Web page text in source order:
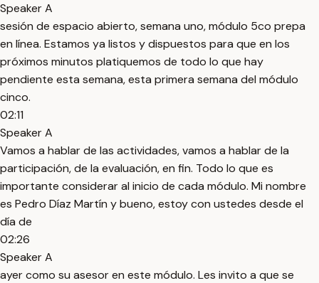
Speaker A
sesión de espacio abierto, semana uno, módulo 5co prepa
en línea. Estamos ya listos y dispuestos para que en los
próximos minutos platiquemos de todo lo que hay
pendiente esta semana, esta primera semana del módulo
cinco.
02:11
Speaker A
Vamos a hablar de las actividades, vamos a hablar de la
participación, de la evaluación, en fin. Todo lo que es
importante considerar al inicio de cada módulo. Mi nombre
es Pedro Díaz Martín y bueno, estoy con ustedes desde el
día de
02:26
Speaker A
ayer como su asesor en este módulo. Les invito a que se